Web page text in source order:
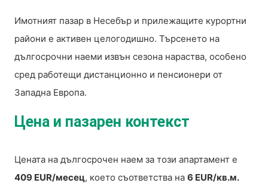
Имотният пазар в Несебър и прилежащите курортни
райони е активен целогодишно. Търсенето на
дългосрочни наеми извън сезона нараства, особено
сред работещи дистанционно и пенсионери от
Западна Европа.
Цена и пазарен контекст
Цената на дългосрочен наем за този апартамент е
409 EUR/месец, което съответства на 6 EUR/кв.м.